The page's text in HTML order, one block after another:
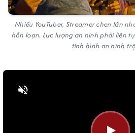
Nhiều YouTuber, Streamer chen lấn
hỗn loạn. Lực lượng an ninh phải liên
tình hình an ninh